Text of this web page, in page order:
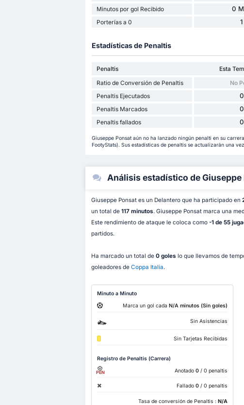
Minutos por gol Recibido 0
Porterías a 0 1
Estadísticas de Penaltis
Penaltis Esta
Ratio de Conversión de Penaltis
No
Penaltis Ejecutados
0
Penaltis Marcados 0
Penaltis fallados 0
Giuseppe Ponsat aún no ha lanzado ningún penalti en su
FootyStats). Sus estadísticas de penaltis se actualizarán una
Análisis estadístico de Giuseppe
Giuseppe Ponsat es un Delantero que ha participado en
un total de 117 minutos. Giuseppe Ponsat marca una
Este rendimiento de ataque le coloca como -1 de 55
partidos.
Ha marcado un total de 0 goles lo que llevamos de
goleadores de Coppa Italia.
Minuto a Minuto
Marca un gol cada N/A minutos (Sin goles)
Sin Asistencias
Sin Tarjetas Recibidas
Registro de Penaltis (Carrera)
PEN Anotado 0 / 0 penaltis
Fallado 0 / 0 penaltis
Tasa de conversión de Penaltis : N/A